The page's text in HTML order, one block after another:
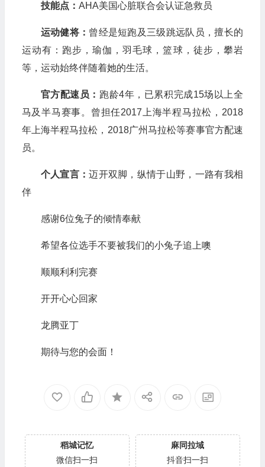
技能点： AHA美国心脏联合会认证急救员
运动健将： 曾经是短跑及三级跳远队员，擅长的
运动有：跑步，瑜伽，羽毛球，篮球，徒步，攀岩
等，运动始终伴随着她的生活。
官方配速员： 跑龄4年，已累积完成15场以上全
马及半马赛事。曾担任2017上海半程马拉松，2018
年上海半程马拉松，2018广州马拉松等赛事官方配速
员。
个人宣言：迈开双脚，纵情于山野，一路有我相
伴
感谢6位兔子的倾情奉献
希望各位选手不要被我们的小兔子追上噢
顺顺利利完赛
开开心心回家
龙腾亚丁
期待与您的会面！
稻城记忆
微信扫一扫
麻同拉域
抖音扫一扫